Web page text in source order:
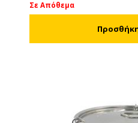
Σε Απόθεμα